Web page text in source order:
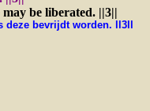
be liberated. ||3||
deze bevrijdt worden. ll3ll